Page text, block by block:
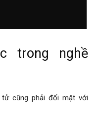
trong nghề
cũng phải đối mặt với